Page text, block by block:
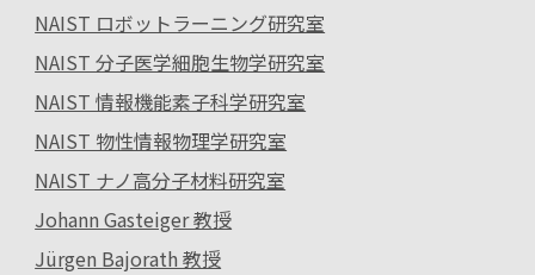
NAIST ロボットラーニング研究室
NAIST 分子医学細胞生物学研究室
NAIST 情報機能素子科学研究室
NAIST 物性情報物理学研究室
NAIST ナノ高分子材料研究室
Johann Gasteiger 教授
Jürgen Bajorath 教授